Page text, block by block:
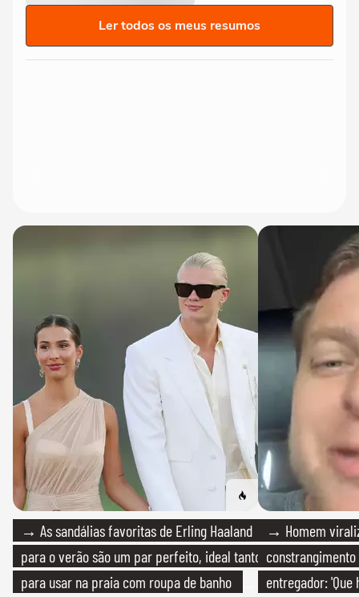
Ler todos os meus resumos
→ As sandálias favoritas de Erling Haaland
para o verão são um par perfeito, ideal tanto
para usar na praia com roupa de banho
→ Homem
entregador: 'Que